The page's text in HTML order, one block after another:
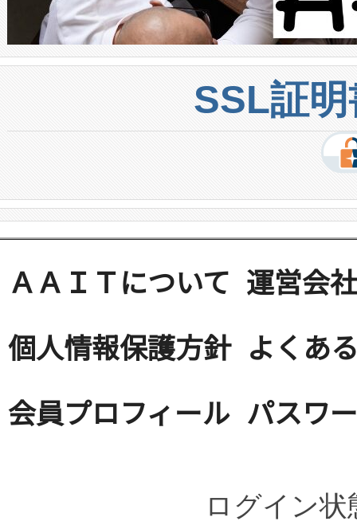
SSL証
ＡＡＩＴについて 運営会社
個人情報保護方針 よくあ
会員プロフィール パスワ
ログイン